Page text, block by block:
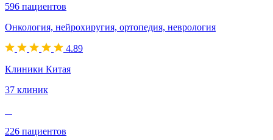
596 пациентов
Онкология, нейрохиругия, ортопедия, неврология
4.89
Клиники Китая
37 клиник
226 пациентов